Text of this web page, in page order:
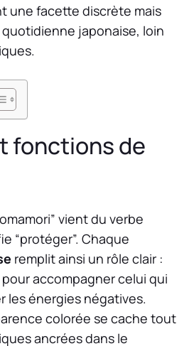
une facette discrète mais
japonaise, loin
fonctions de
vient du verbe
“protéger”. Chaque
remplit ainsi un rôle clair :
pour accompagner celui qui
les énergies négatives.
colorée se cache tout
ancrées dans le